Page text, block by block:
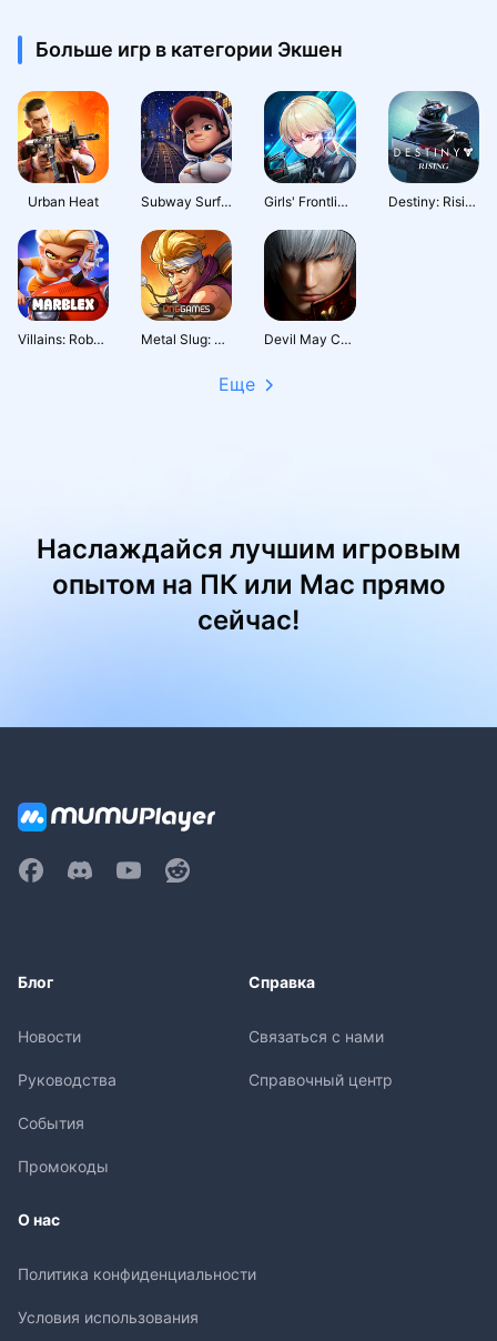
Больше игр в категории Экшен
Urban Heat Subway Surfers City Girls' Frontline: Fire Control Destiny: Rising
Villains: Robot BattleRoyale Metal Slug: Awakening Devil May Cry: Peak of Combat
Еще
Наслаждайся лучшим игровым
опытом на ПК или Mac прямо
сейчас!
Блог
Новости
Руководства
События
Промокоды
Справка
Связаться с нами
Справочный центр
О нас
Политика конфиденциальности
Условия использования